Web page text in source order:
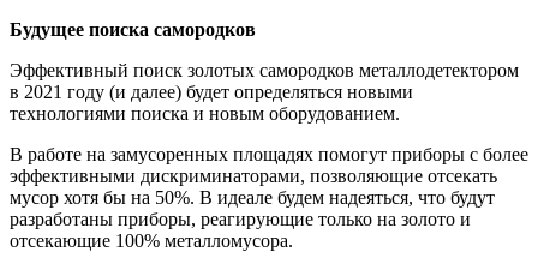
Будущее поиска самородков
Эффективный поиск золотых самородков металлодетектором
в 2021 году (и далее) будет определяться новыми
технологиями поиска и новым оборудованием.
В работе на замусоренных площадях помогут приборы с более
эффективными дискриминаторами, позволяющие отсекать
мусор хотя бы на 50%. В идеале будем надеяться, что будут
разработаны приборы, реагирующие только на золото и
отсекающие 100% металломусора.